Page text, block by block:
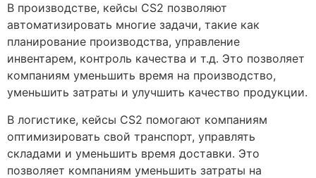
В производстве, кейсы CS2 позволяют
автоматизировать многие задачи, такие как
планирование производства, управление
инвентарем, контроль качества и т.д. Это позволяет
компаниям уменьшить время на производство,
уменьшить затраты и улучшить качество продукции.
В логистике, кейсы CS2 помогают компаниям
оптимизировать свой транспорт, управлять
складами и уменьшить время доставки. Это
позволяет компаниям уменьшить затраты на